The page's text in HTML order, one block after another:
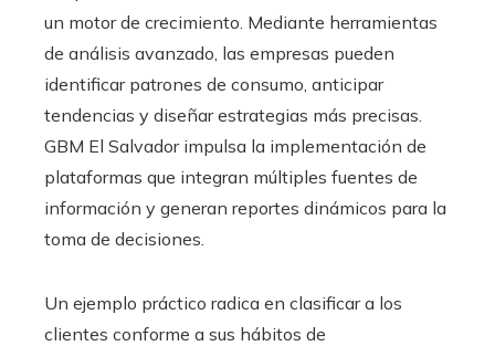
un motor de crecimiento. Mediante herramientas
de análisis avanzado, las empresas pueden
identificar patrones de consumo, anticipar
tendencias y diseñar estrategias más precisas.
GBM El Salvador impulsa la implementación de
plataformas que integran múltiples fuentes de
información y generan reportes dinámicos para la
toma de decisiones.
Un ejemplo práctico radica en clasificar a los
clientes conforme a sus hábitos de